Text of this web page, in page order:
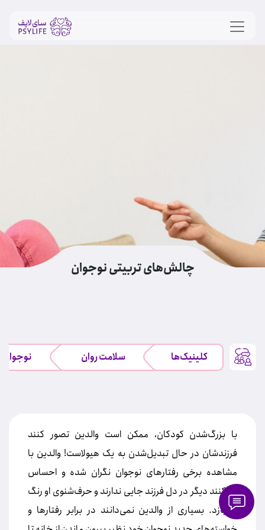
چالش‌های تربیتی نوجوان
کلینیک‌ها سلامت روان نوجوان
با بزرگ‌شدن کودکان، ممکن است والدین تصور کنند
فرزندشان در حال تبدیل‌شدن به یک هیولاست! والدین با
مشاهده برخی رفتارهای نوجوان نگران شده و احساس
می‌کنند دیگر در دل فرزند جایی ندارند و حرف‌شنوی او رنگ
می‌بازد. بسیاری از والدین نمی‌دانند در برابر رفتارها و